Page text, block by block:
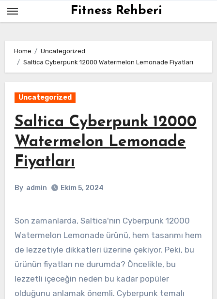
Skip
to
Fitness Rehberi
Home
Uncategorized
Saltica Cyberpunk 12000 Watermelon Lemonade Fiyatları
Uncategorized
Saltica Cyberpunk 12000
Watermelon Lemonade
Fiyatları
By admin Ekim 5, 2024
Son zamanlarda, Saltica'nın Cyberpunk 12000
Watermelon Lemonade ürünü, hem tasarımı hem
de lezzetiyle dikkatleri üzerine çekiyor. Peki, bu
ürünün fiyatları ne durumda? Öncelikle, bu
lezzetli içeceğin neden bu kadar popüler
olduğunu anlamak önemli. Cyberpunk temalı